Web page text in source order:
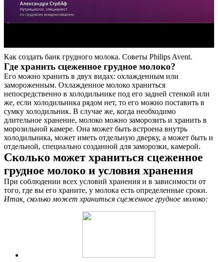
Как создать банк грудного молока. Советы Philips Avent.
Где хранить сцеженное грудное молоко?
Его можно хранить в двух видах: охлажденным или
замороженным. Охлажденное молоко храниться
непосредственно в холодильнике под его задней стенкой или
же, если холодильника рядом нет, то его можно поставить в
сумку холодильник. В случае же, когда необходимо
длительное хранение, молоко можно заморозить и хранить в
морозильной камере. Она может быть встроена внутрь
холодильника, может иметь отдельную дверку, а может быть и
отдельной, специально созданной для заморозки, камерой.
Сколько может храниться сцеженное
грудное молоко и условия хранения
При соблюдении всех условий хранения и в зависимости от
того, где вы его храните, у молока есть определенные сроки.
Итак, сколько может храниться сцеженное грудное молоко: